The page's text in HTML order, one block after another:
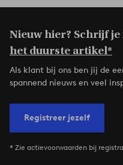
Nieuw hier? Schrijf
het duurste artikel*
Als klant bij ons ben jij de
spannend nieuws en veel
Registreer jezelf
* Zie actievoorwaarden bij